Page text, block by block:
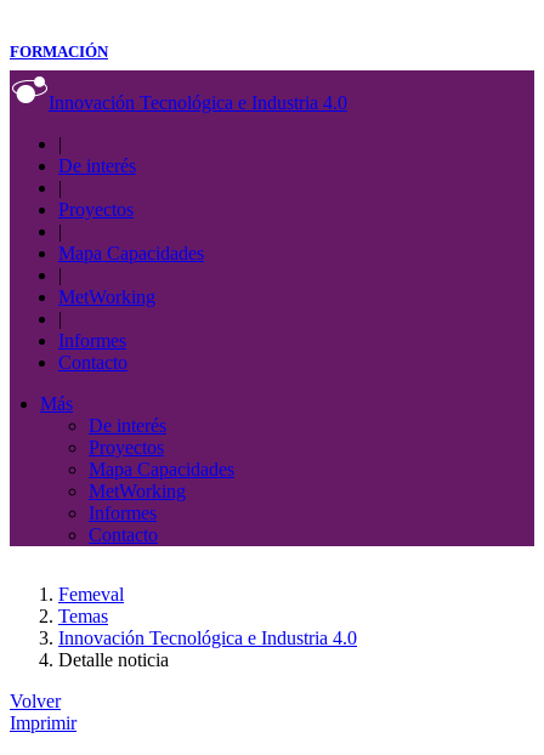
FORMACIÓN
Innovación Tecnológica e Industria 4.0
|
De interés
|
Proyectos
|
Mapa Capacidades
|
MetWorking
|
Informes
Contacto
Más
De interés
Proyectos
Mapa Capacidades
MetWorking
Informes
Contacto
Femeval
Temas
Innovación Tecnológica e Industria 4.0
Detalle noticia
Volver
Imprimir